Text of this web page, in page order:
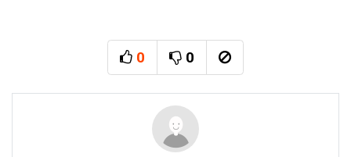
0
추천
0
비추천신고